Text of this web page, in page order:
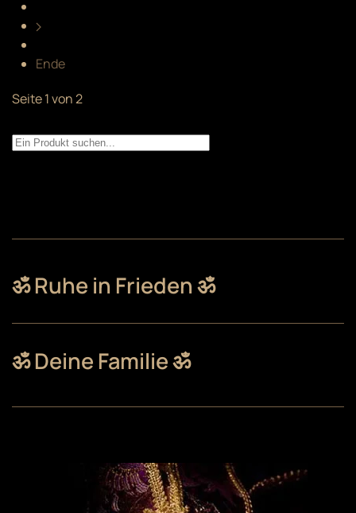
Ende
Seite 1 von 2
ॐ Ruhe in Frieden ॐ
ॐ Deine Familie ॐ